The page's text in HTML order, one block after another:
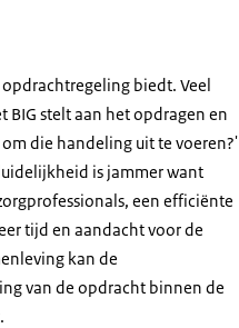
biedt. Veel
BIG stelt aan het opdragen en
die handeling uit te voeren?'
is jammer want
een efficiënte
tijd en aandacht voor de
kan de
van de opdracht binnen de